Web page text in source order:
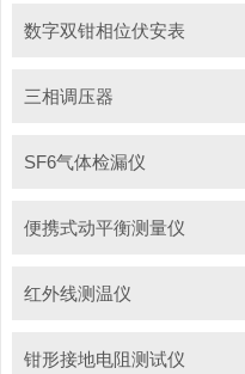
数字双钳相位伏安表
三相调压器
SF6气体检漏仪
便携式动平衡测量仪
红外线测温仪
钳形接地电阻测试仪